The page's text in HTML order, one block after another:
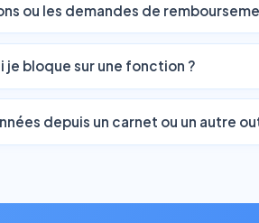
ou les demandes de
bloque sur une fonction ?
depuis un carnet ou un autre